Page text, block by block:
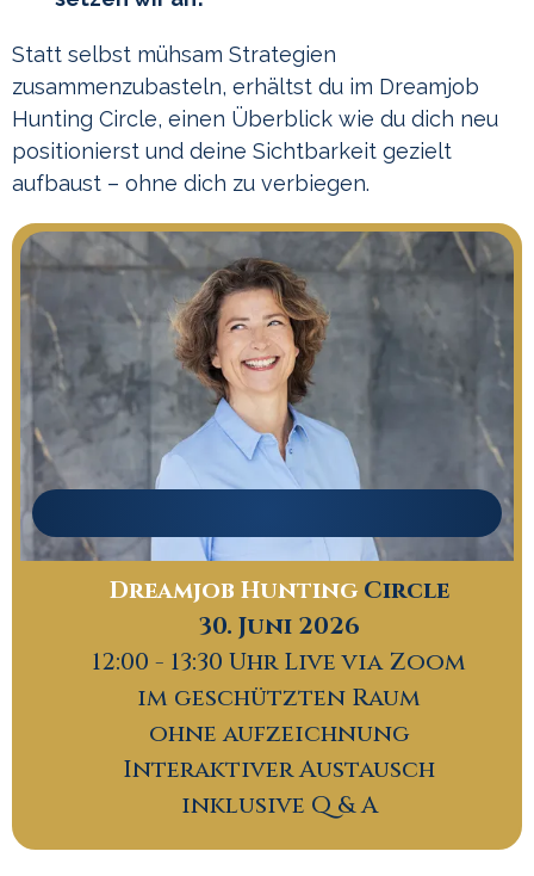
Statt selbst mühsam Strategien
zusammenzubasteln, erhältst du im Dreamjob
Hunting Circle, einen Überblick wie du dich neu
positionierst und deine Sichtbarkeit gezielt
aufbaust – ohne dich zu verbiegen.
Dreamjob Hunting Circle
30. Juni 2026
12:00 - 13:30 Uhr Live via Zoom
im geschützten Raum
ohne aufzeichnung
Interaktiver Austausch
inklusive Q & A